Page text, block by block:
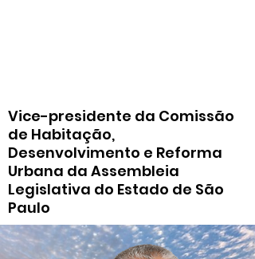
Vice-presidente da Comissão
de Habitação,
Desenvolvimento e Reforma
Urbana da Assembleia
Legislativa do Estado de São
Paulo